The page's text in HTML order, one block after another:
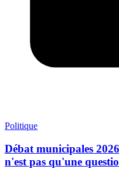
Politique
Débat municipales
n'est pas qu'une